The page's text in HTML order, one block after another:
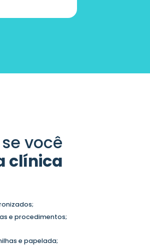
você
clínica
e procedimentos;
e papelada;